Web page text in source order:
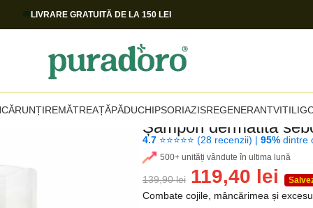
LIVRARE GRATUITĂ DE LA 150 LEI
MĂTREAȚĂPĂDUCHIPSORIAZISREGENERANT
Șampon dermatită
4.7⭐⭐⭐⭐⭐️ (28 recenzii) | 95%dintre
500+ unități vândute în ultima lună
139,90lei 119,40 lei
Combate cojile, mâncărimea și